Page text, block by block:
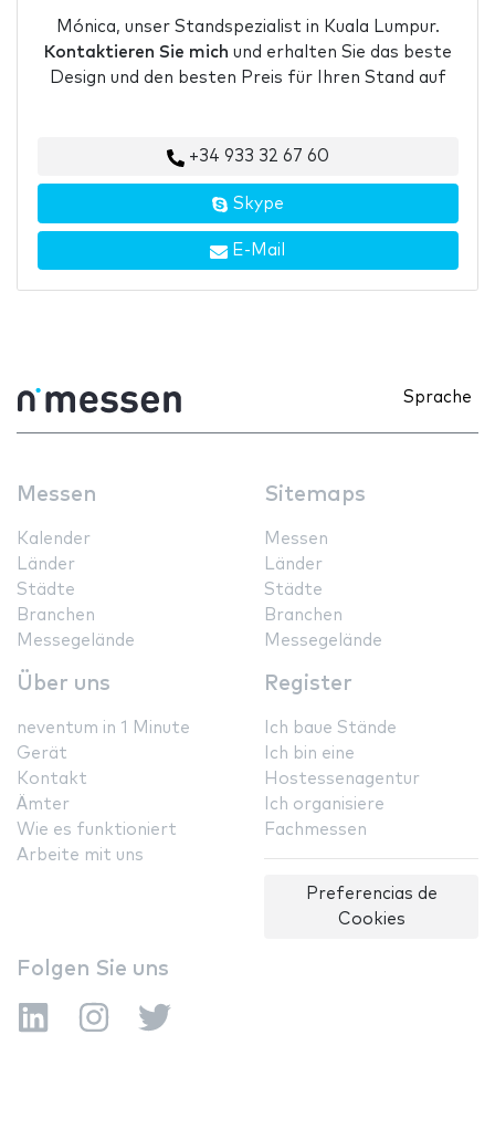
Mónica, unser Standspezialist in Kuala Lumpur.
Kontaktieren Sie mich und erhalten Sie das beste
Design und den besten Preis für Ihren Stand auf
+34 933 32 67 60
Skype
E-Mail
Sprache
Messen
Kalender
Länder
Städte
Branchen
Messegelände
Sitemaps
Messen
Länder
Städte
Branchen
Messegelände
Über uns
neventum in 1 Minute
Gerät
Kontakt
Ämter
Wie es funktioniert
Arbeite mit uns
Register
Ich baue Stände
Ich bin eine
Hostessenagentur
Ich organisiere
Fachmessen
Preferencias de
Cookies
Folgen Sie uns